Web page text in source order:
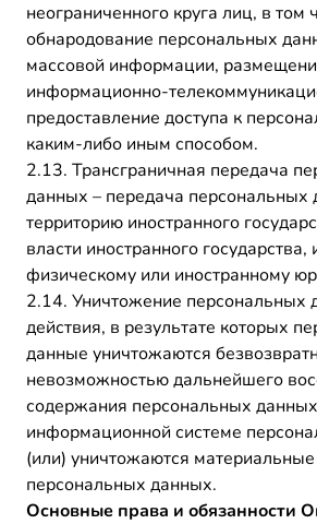
неограниченного круга лиц, в том
обнародование персональных
массовой информации,
информационно-
предоставление доступа к
каким-либо иным способом.
2.13. Трансграничная передача
данных – передача персональных
территорию иностранного
власти иностранного
физическому или иностранному
2.14. Уничтожение персональных
действия, в результате которых
данные уничтожаются
невозможностью дальнейшего
содержания персональных
информационной системе
(или) уничтожаются материальные
персональных данных.
Основные права и обязанности